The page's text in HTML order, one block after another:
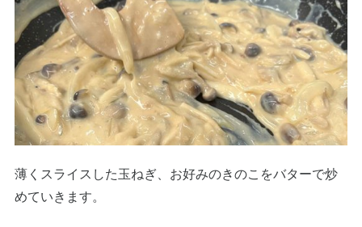
薄くスライスした玉ねぎ、お好みのきのこをバターで炒
めていきます。